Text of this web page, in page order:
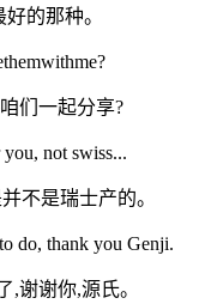
的那种。
们一起分享?
not swiss...
不是瑞士产的。
do, thank you Genji.
谢谢你,源氏。